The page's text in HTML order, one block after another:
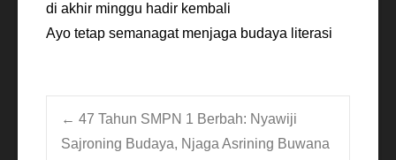
di akhir minggu hadir kembali
Ayo tetap semanagat menjaga budaya literasi
Post
← 47 Tahun SMPN 1 Berbah: Nyawiji
Sajroning Budaya, Njaga Asrining Buwana